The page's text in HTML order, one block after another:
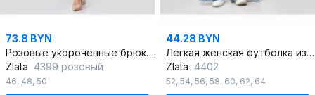
73.8 BYN
Розовые укороченные брюки со стрелками из вискозы
Zlata 4399 розовый
46, 48, 50
44.28 BYN
Легкая женская футболка из вискозы с круглым вырезом и коротким рукавом
Zlata 4402
52, 54, 56, 58, 60, 62, 64